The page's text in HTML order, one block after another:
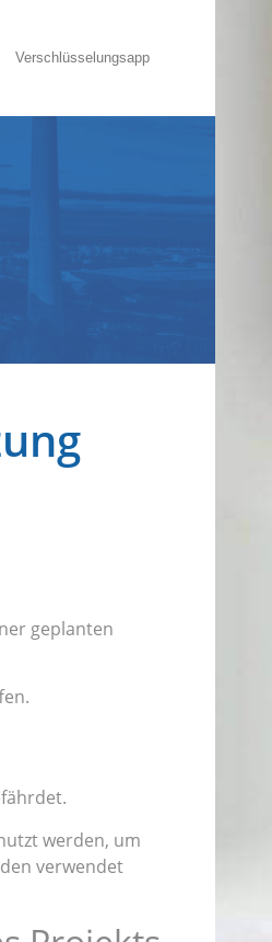
Verschlüsselungsapp
geplanten
werden, um
verwendet